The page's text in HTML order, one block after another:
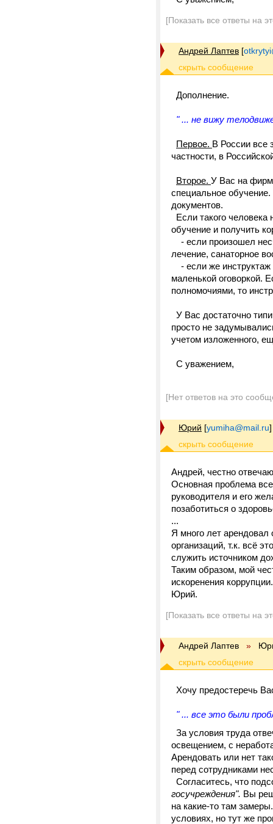
[Показать все ответы на
Андрей Лаптев [
Дополнение.
" ... не вижу
Первое. В России все
частности, в
Второе. У Вас на
специальное
документов.
Если такого
обучение и получить
- если произошел
лечение, санаторное
- если же инструктаж
маленькой оговоркой.
полномочиями, то
У Вас достаточно
просто не
учетом изложенного,
С уважением,
[Нет ответов на это
Юрий [yumiha@mail.ru]
Андрей, честно
Основная проблема
руководителя и его
позаботиться о
...
Я много лет
организаций, т.к. всё
служить источником
Таким образом, мой
искоренения
Юрий.
[Показать все ответы на
Андрей Лаптев »
Хочу предостеречь
" ... все это были
За условия труда
освещением, с
Арендовать или нет
перед сотрудниками
Согласитесь, что
госучреждения". Вы
на какие-то там
условиях, но тут же